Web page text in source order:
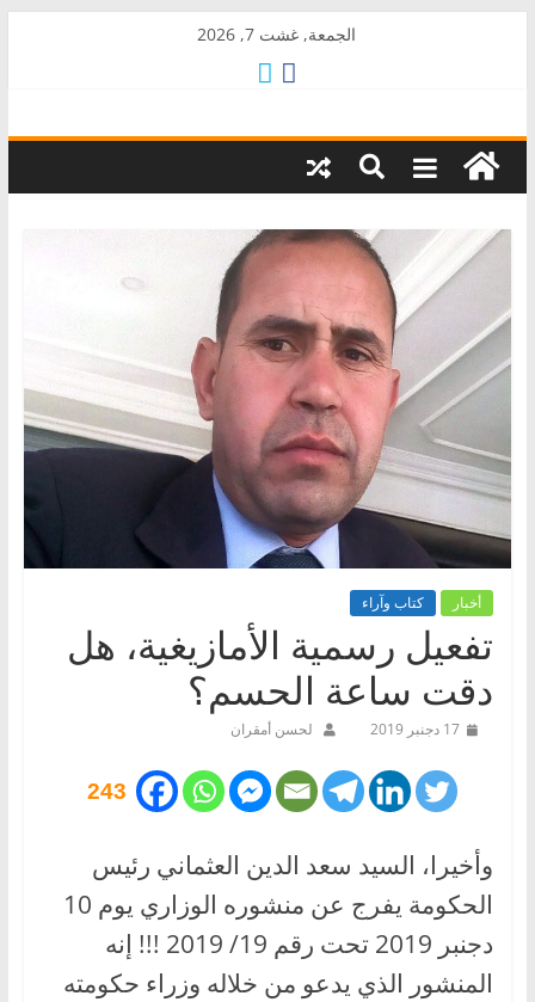
الجمعة, غشت 7, 2026
AkalPress
منبر
المغرب
أخبار كتاب وآراء
تفعيل رسمية الأمازيغية، هل
دقت ساعة الحسم؟
17 دجنبر 2019 لحسن أمقران
243
وأخيرا، السيد سعد الدين العثماني رئيس
الحكومة يفرج عن منشوره الوزاري يوم 10
دجنبر 2019 تحت رقم 19/ 2019 !!! إنه
المنشور الذي يدعو من خلاله وزراء حكومته